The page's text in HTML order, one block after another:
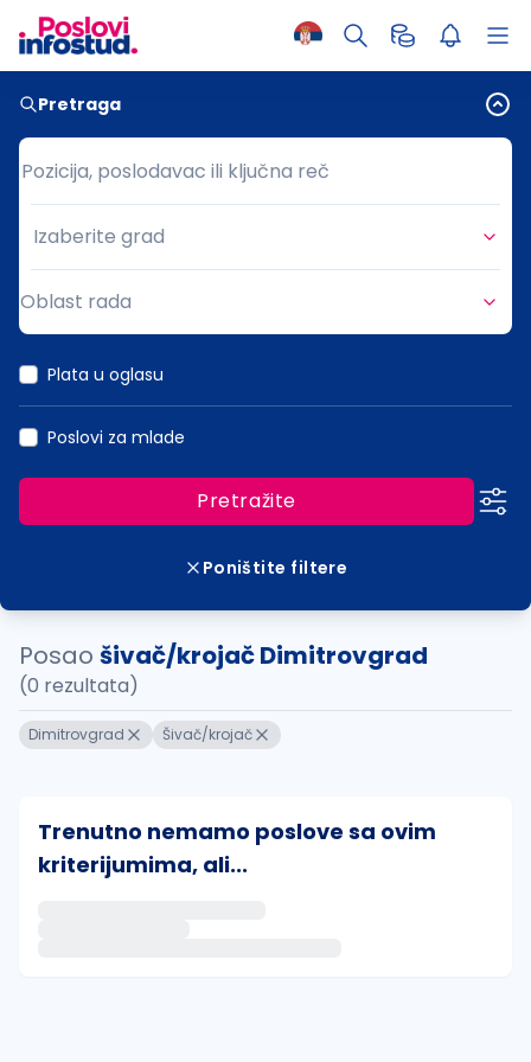
Pretraga
Pozicija, poslodavac ili ključna reč
Pozicija, poslodavac ili ključna reč
Grad
Izaberite grad
Oblast rada
Plata u oglasu
Poslovi za mlade
Pretražite
Poništite filtere
Posao šivač/krojač Dimitrovgrad
(0 rezultata)
Dimitrovgrad Šivač/krojač
Trenutno nemamo poslove sa ovim
kriterijumima, ali...